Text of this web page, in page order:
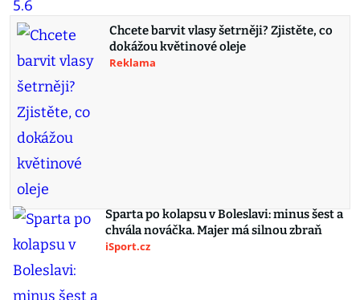
Chcete barvit vlasy šetrněji? Zjistěte, co
dokážou květinové oleje
Reklama
Sparta po kolapsu v Boleslavi: minus šest a
chvála nováčka. Majer má silnou zbraň
iSport.cz